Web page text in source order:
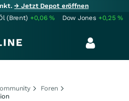
→ Jetzt Depot eröffnen
(Brent) +0,06% Dow Jones +0,25%
Foren